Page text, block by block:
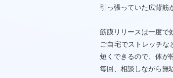
引っ張っていた広背筋
筋膜リリースは一度で
ご自宅でストレッチな
短くできるので、体が
毎回、相談しながら無